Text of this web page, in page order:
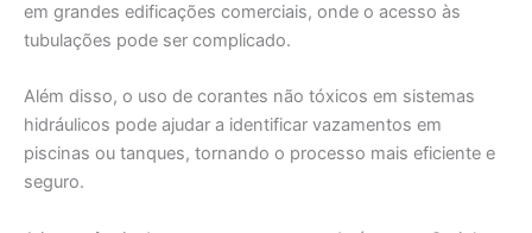
em grandes edificações comerciais, onde o acesso às
tubulações pode ser complicado.
Além disso, o uso de corantes não tóxicos em sistemas
hidráulicos pode ajudar a identificar vazamentos em
piscinas ou tanques, tornando o processo mais eficiente e
seguro.